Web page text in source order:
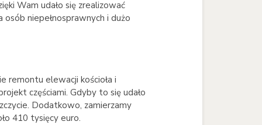
Wam udało się zrealizować
niepełnosprawnych i dużo
remontu elewacji kościoła i
częściami. Gdyby to się udało
Dodatkowo, zamierzamy
410 tysięcy euro.